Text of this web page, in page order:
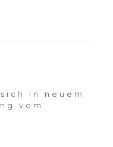
in neuem
vom